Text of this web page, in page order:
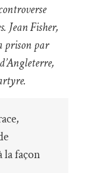
Jean Fisher,
prison par
la façon